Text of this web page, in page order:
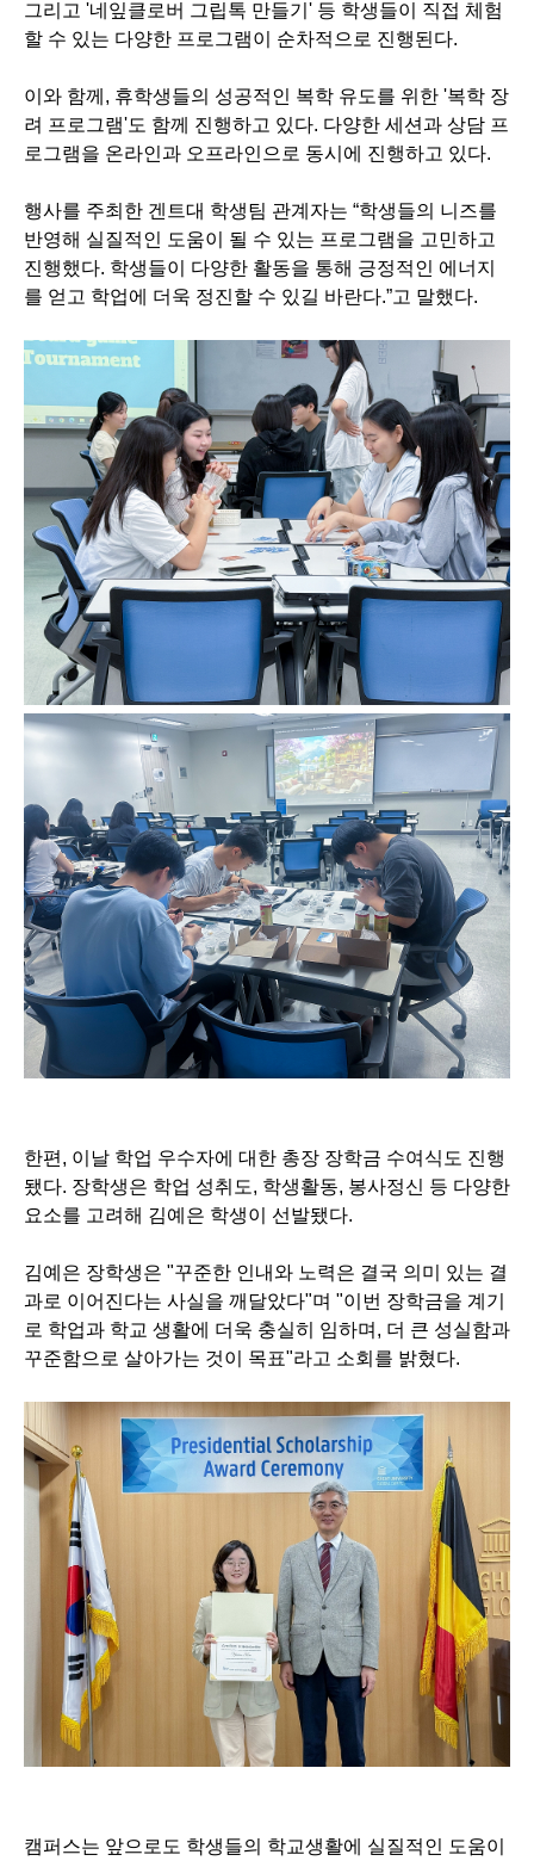
그리고 '네잎클로버 그립톡 만들기' 등 학생들이 직접 체험
할 수 있는 다양한 프로그램이 순차적으로 진행된다.
이와 함께, 휴학생들의 성공적인 복학 유도를 위한 '복학 장
려 프로그램'도 함께 진행하고 있다. 다양한 세션과 상담 프
로그램을 온라인과 오프라인으로 동시에 진행하고 있다.
행사를 주최한 겐트대 학생팀 관계자는 “학생들의 니즈를
반영해 실질적인 도움이 될 수 있는 프로그램을 고민하고
진행했다. 학생들이 다양한 활동을 통해 긍정적인 에너지
를 얻고 학업에 더욱 정진할 수 있길 바란다.”고 말했다.
한편, 이날 학업 우수자에 대한 총장 장학금 수여식도 진행
됐다. 장학생은 학업 성취도, 학생활동, 봉사정신 등 다양한
요소를 고려해 김예은 학생이 선발됐다.
김예은 장학생은 "꾸준한 인내와 노력은 결국 의미 있는 결
과로 이어진다는 사실을 깨달았다"며 "이번 장학금을 계기
로 학업과 학교 생활에 더욱 충실히 임하며, 더 큰 성실함과
꾸준함으로 살아가는 것이 목표"라고 소회를 밝혔다.
캠퍼스는 앞으로도 학생들의 학교생활에 실질적인 도움이